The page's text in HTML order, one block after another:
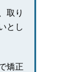
取り
とし
矯正